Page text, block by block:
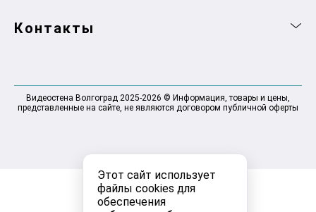
Этот сайт использует
файлы cookies для
обеспечения
Контакты
Видеостена Волгоград 2025-2026 © Информация, товары и цены,
представленные на сайте, не являются договором публичной оферты